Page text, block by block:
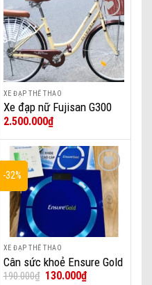
Add to wishlist
XE ĐẠP THỂ THAO
Xe đạp nữ Fujisan G300
DaNa
2.500.000₫
-32%
Add to wishlist
XE ĐẠP THỂ THAO
Cân sức khoẻ Ensure Gold
điện tử kết nối Bluetooth
190.000₫ Giá
130.000₫Giá